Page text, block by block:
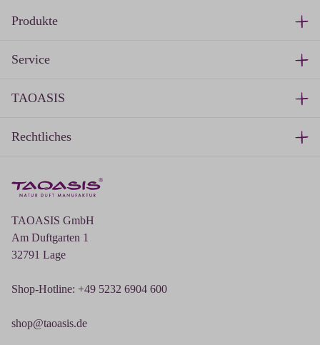
TAOASIS GmbH
Am Duftgarten 1
32791 Lage
Shop-Hotline: +49 5232 6904 600
shop@taoasis.de
Produkte
Service
TAOASIS
Rechtliches